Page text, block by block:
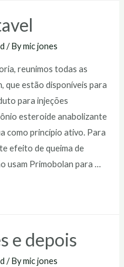
/ Bymic jones
reunimos todas as
que estão disponíveis para
para injeções
esteroide anabolizante
como princípio ativo. Para
efeito de queima de
usam Primobolan para …
e depois
/ Bymic jones